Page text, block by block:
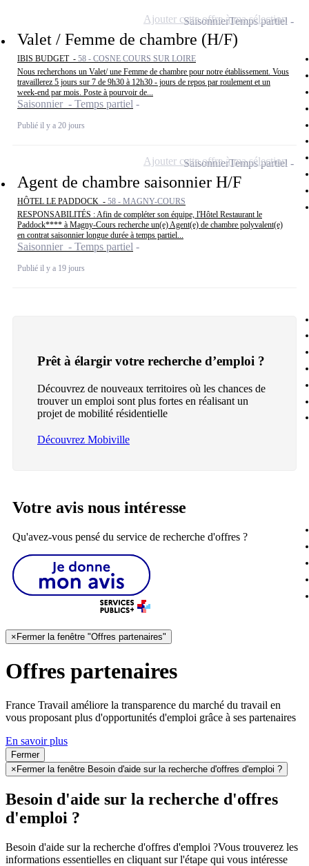
Valet / Femme de chambre (H/F)
IBIS BUDGET - 58 - COSNE COURS SUR LOIRE
Nous recherchons un Valet/ une Femme de chambre pour notre établissement. Vous
travaillerez 5 jours sur 7 de 9h30 à 12h30 - jours de repos par roulement et un
week-end par mois. Poste à pourvoir de...
Saisonnier - Temps partiel
Publié il y a 20 jours
SaisonnierTemps partiel
Ajouter cette offre à ma sélection
Agent de chambre saisonnier H/F
HÔTEL LE PADDOCK - 58 - MAGNY-COURS
RESPONSABILITÉS : Afin de compléter son équipe, l'Hôtel Restaurant le
Paddock**** à Magny-Cours recherche un(e) Agent(e) de chambre polyvalent(e)
en contrat saisonnier longue durée à temps partiel...
Saisonnier - Temps partiel
Publié il y a 19 jours
SaisonnierTemps partiel
Ajouter cette offre à ma sélection
Prêt à élargir votre recherche d’emploi ?
Découvrez de nouveaux territoires où les chances de
trouver un emploi sont plus fortes en réalisant un
projet de mobilité résidentielle
Découvrez Mobiville
Votre avis nous intéresse
Qu'avez-vous pensé du service de recherche d'offres ?
× Fermer la fenêtre "Offres partenaires"
Offres partenaires
France Travail améliore la transparence du marché du travail en
vous proposant plus d'opportunités d'emploi grâce à ses partenaires
En savoir plus
Fermer
× Fermer la fenêtre Besoin d'aide sur la recherche d'offres d'emploi ?
Besoin d'aide sur la recherche d'offres
d'emploi ?
Besoin d'aide sur la recherche d'offres d'emploi ?Vous trouverez les
informations essentielles en cliquant sur l'étape qui vous intéresse